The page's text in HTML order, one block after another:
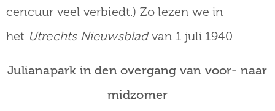
cencuur veel verbiedt.) Zo lezen we in
het Utrechts Nieuwsbladvan 1 juli 1940
Julianapark in den overgang van voor- naar
midzomer